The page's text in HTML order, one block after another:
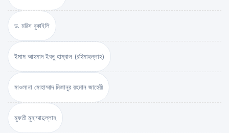
ড. মরিস বুকাইলি
ইমাম আহমাদ ইবনু হাম্বাল (রহিমাহুল্লাহ)
মাওলানা মোহাম্মাদ মিজানুর রহমান জাহেরী
মুফতী মুহাম্মাদুল্লাহ